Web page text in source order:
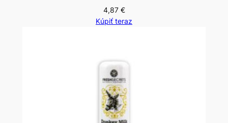
4,87 €
Kúpiť teraz